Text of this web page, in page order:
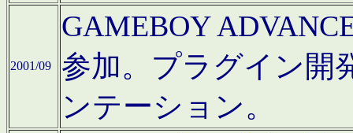
2001/09
GAMEBOY
参加。プラグイン開
ンテーション。